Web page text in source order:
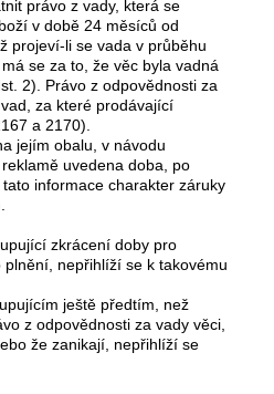
právo z vady, která se
v době 24 měsíců od
projeví-li se vada v průběhu
se za to, že věc byla vadná
2). Právo z odpovědnosti za
za které prodávající
a 2170).
jejím obalu, v návodu
uvedena doba, po
informace charakter záruky
zkrácení doby pro
nepřihlíží se k takovému
ještě předtím, než
z odpovědnosti za vady věci,
že zanikají, nepřihlíží se